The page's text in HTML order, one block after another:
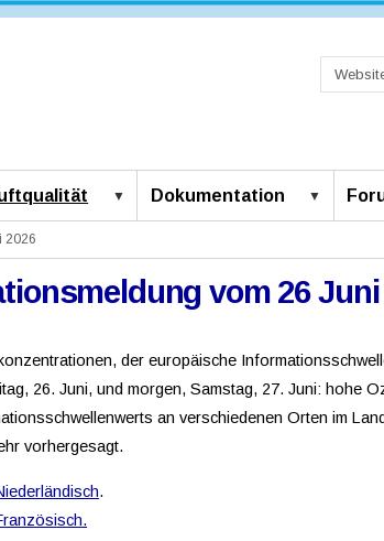
Dokumentation
2026
vom 26 Juni
der europäische
26. Juni, und morgen, Samstag, 27. Juni: hohe
an verschiedenen Orten im
vorhergesagt.
.